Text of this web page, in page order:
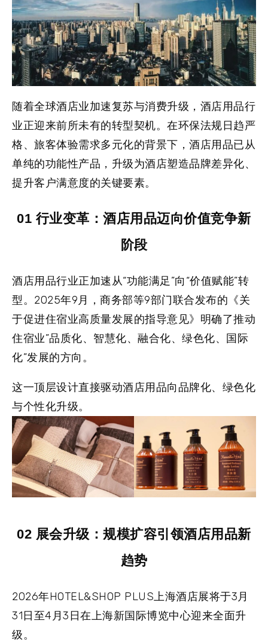
随着全球酒店业加速复苏与消费升级，酒店用品行
业正迎来前所未有的转型契机。在环保法规日趋严
格、旅客体验需求多元化的背景下，酒店用品已从
单纯的功能性产品，升级为酒店塑造品牌差异化、
提升客户满意度的关键要素。
01 行业变革：酒店用品迈向价值竞争新
阶段
酒店用品行业正加速从“功能满足”向“价值赋能”转
型。2025年9月，商务部等9部门联合发布的《关
于促进住宿业高质量发展的指导意见》明确了推动
住宿业”品质化、智慧化、融合化、绿色化、国际
化”发展的方向。
这一顶层设计直接驱动酒店用品向品牌化、绿色化
与个性化升级。
02 展会升级：规模扩容引领酒店用品新
趋势
2026年HOTEL&SHOP PLUS上海酒店展将于3月
31日至4月3日在上海新国际博览中心迎来全面升
级。